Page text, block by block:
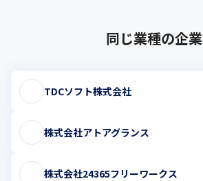
同じ業種の企業
TDCソフト株式会社
株式会社アトアグランス
株式会社24365フリーワークス